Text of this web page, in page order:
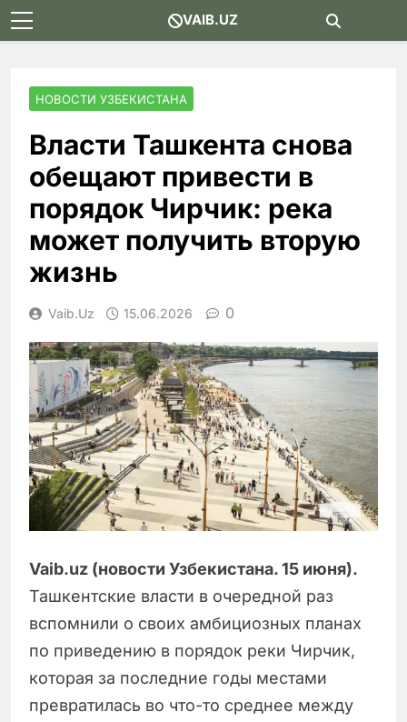
Skip
to
VAIB.UZ
НОВОСТИ УЗБЕКИСТАНА
Власти Ташкента снова
обещают привести в
порядок Чирчик: река
может получить вторую
жизнь
Vaib.uz 15.06.2026 0
Vaib.uz (новости Узбекистана. 15 июня).
Ташкентские власти в очередной раз
вспомнили о своих амбициозных планах
по приведению в порядок реки Чирчик,
которая за последние годы местами
превратилась во что-то среднее между